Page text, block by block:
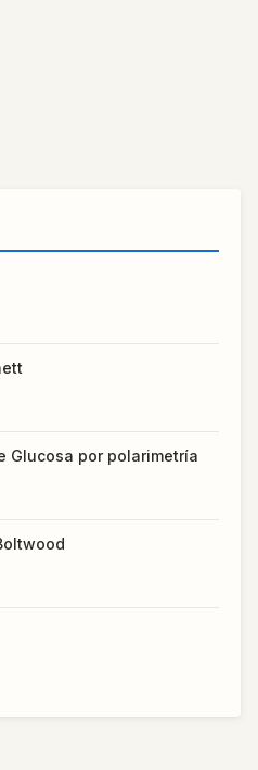
Glucosa por polarimetría